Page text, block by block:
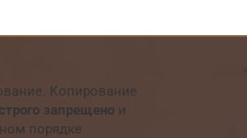
Копирование
строго запрещено и
порядке